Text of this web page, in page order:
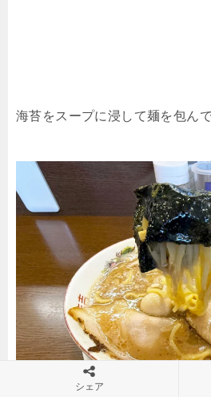
海苔をスープに浸して麺を包ん
シェア